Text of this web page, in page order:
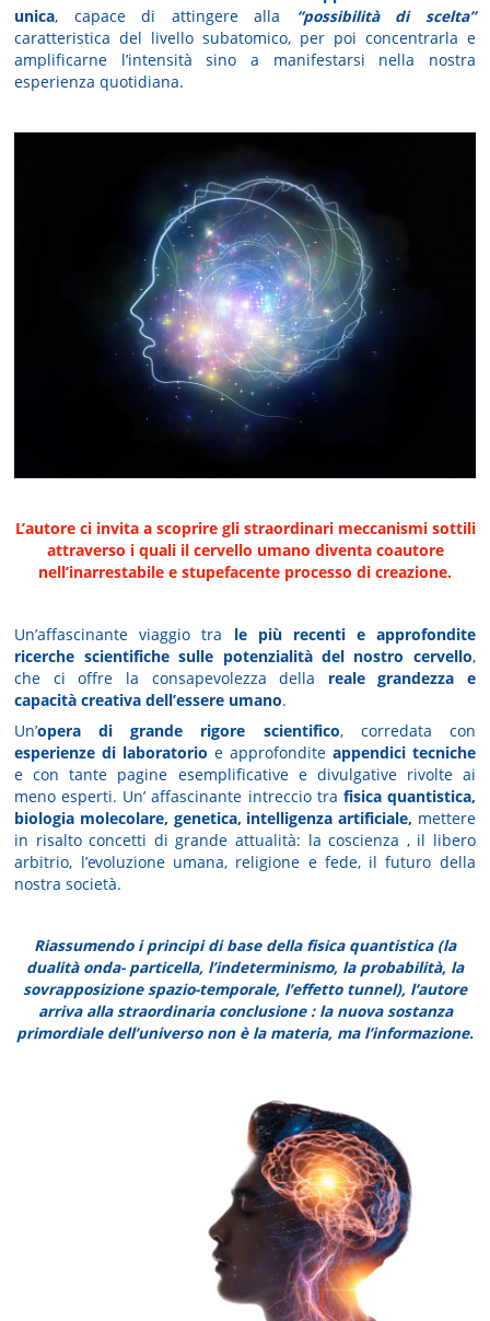
unica, capace di attingere alla
“possibilità di scelta”
caratteristica del livello subatomico, per poi concentrarla e
amplificarne l’intensità sino a manifestarsi nella nostra
esperienza quotidiana.
L’autore ci invita a scoprire gli straordinari meccanismi sottili
attraverso i quali il cervello umano diventa coautore
nell’inarrestabile e stupefacente processo di creazione.
Un’affascinante viaggio tra le più recenti e approfondite
ricerche scientifiche sulle potenzialità del nostro cervello,
che ci offre la consapevolezza della reale grandezza e
capacità creativa dell’essere umano.
Un’opera di grande rigore scientifico, corredata con
esperienze di laboratorio e approfondite appendici tecniche
e con tante pagine esemplificative e divulgative rivolte ai
meno esperti. Un’ affascinante intreccio tra fisica quantistica,
biologia molecolare, genetica, intelligenza artificiale, mettere
in risalto concetti di grande attualità: la coscienza , il libero
arbitrio, l’evoluzione umana, religione e fede, il futuro della
nostra società.
Riassumendo i principi di base della fisica quantistica (la
dualità onda- particella, l’indeterminismo, la probabilità, la
sovrapposizione spazio-temporale, l’effetto tunnel), l’autore
arriva alla straordinaria conclusione : la nuova sostanza
primordiale dell’universo non è la materia, ma l’informazione.